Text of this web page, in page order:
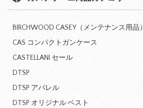
BIRCHWOOD CASEY（メンテナンス用品）
CAS コンパクトガンケース
CASTELLANI セール
DTSP
DTSP アパレル
DTSP オリジナル ベスト